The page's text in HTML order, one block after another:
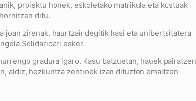
proiektu honek, eskoletako matrikula eta kostuak
ditu.
joan zirenak, haurtzaindegitik hasi eta unibertsitatera
Solidarioari esker.
gradura igaro. Kasu batzuetan, hauek pairatzen
aldiz, hezkuntza zentroek izan dituzten emaitzen